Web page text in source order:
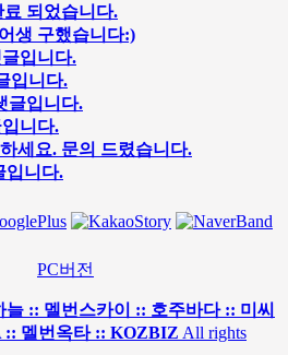
료 되었습니다.
생 구했습니다:)
입니다.
입니다.
글입니다.
니다.
세요. 문의 드렸습니다.
입니다.
PC버전
:: 멜번스카이 :: 호주바다 :: 미씨
:: 멜번옥타 :: KOZBIZ All rights